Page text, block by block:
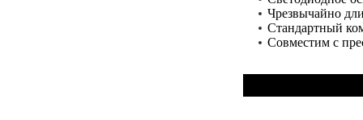
Чрезвычайно
Стандартный
Совместим с